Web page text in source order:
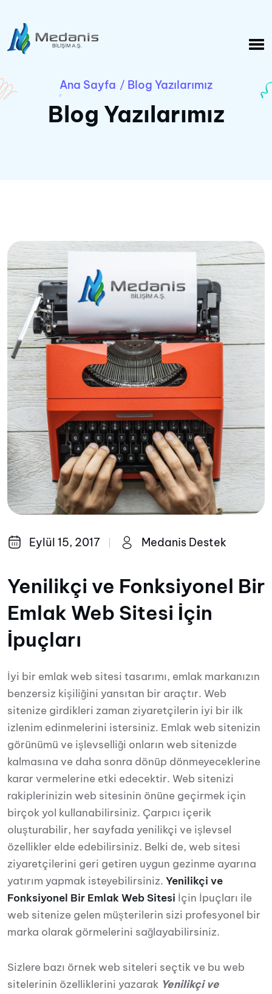
Ana Sayfa / Blog Yazılarımız
Blog Yazılarımız
Eylül 15, 2017 Medanis Destek
Yenilikçi ve Fonksiyonel Bir
Emlak Web Sitesi İçin
İpuçları
İyi bir emlak web sitesi tasarımı, emlak markanızın
benzersiz kişiliğini yansıtan bir araçtır. Web
sitenize girdikleri zaman ziyaretçilerin iyi bir ilk
izlenim edinmelerini istersiniz. Emlak web sitenizin
görünümü ve işlevselliği onların web sitenizde
kalmasına ve daha sonra dönüp dönmeyeceklerine
karar vermelerine etki edecektir. Web sitenizi
rakiplerinizin web sitesinin önüne geçirmek için
birçok yol kullanabilirsiniz. Çarpıcı içerik
oluşturabilir, her sayfada yenilikçi ve işlevsel
özellikler elde edebilirsiniz. Belki de, web sitesi
ziyaretçilerini geri getiren uygun gezinme ayarına
yatırım yapmak isteyebilirsiniz. Yenilikçi ve
Fonksiyonel Bir Emlak Web Sitesi İçin İpuçları ile
web sitenize gelen müşterilerin sizi profesyonel bir
marka olarak görmelerini sağlayabilirsiniz.
Sizlere bazı örnek web siteleri seçtik ve bu web
sitelerinin özelliklerini yazarak Yenilikçi ve